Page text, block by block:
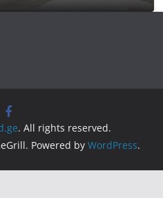
. All rights reserved.
Powered by WordPress.